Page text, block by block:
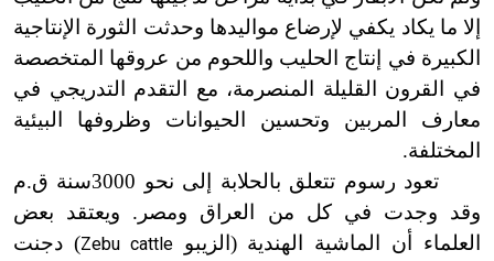
إلا ما يكاد يكفي لإرضاع مواليدها وحدثت الثورة الإنتاجية
الكبيرة في إنتاج الحليب واللحوم من عروقها المتخصصة
في القرون القليلة المنصرمة، مع التقدم التدريجي في
معارف المربين وتحسين الحيوانات وظروفها البيئية
المختلفة.
تعود رسوم تتعلق بالحلابة إلى نحو 3000سنة ق.م
وقد وجدت في كل من العراق ومصر. ويعتقد بعض
العلماء أن الماشية الهندية (الزيبوZebu cattle) دجنت